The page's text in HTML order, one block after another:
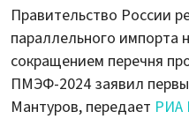
Правительство России
параллельного импорта
сокращением перечня
ПМЭФ-2024 заявил
Мантуров, передает РИА